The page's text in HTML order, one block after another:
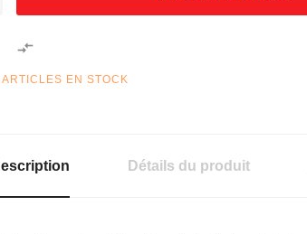

EN STOCK
Détails du produit